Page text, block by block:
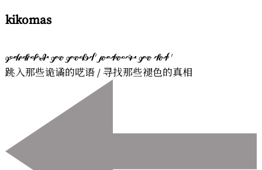
kikomas
       
跳入那些诡谲的呓语 / 寻找那些褪色的真相